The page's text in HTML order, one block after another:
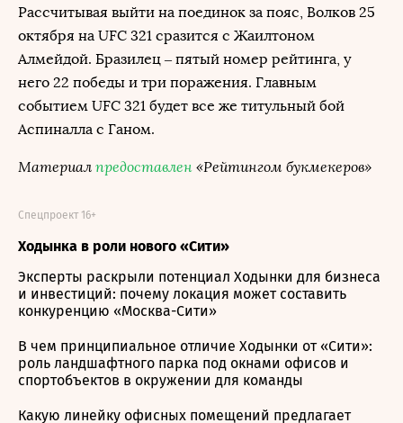
Рассчитывая выйти на поединок за пояс, Волков 25
октября на UFC 321 сразится с Жаилтоном
Алмейдой. Бразилец – пятый номер рейтинга, у
него 22 победы и три поражения. Главным
событием UFC 321 будет все же титульный бой
Аспиналла с Ганом.
Материалпредоставлен«Рейтингом букмекеров»
Ходынка в роли нового «Сити»
Спецпроект 16+
Эксперты раскрыли потенциал Ходынки для бизнеса
и инвестиций: почему локация может составить
конкуренцию «Москва-Сити»
В чем принципиальное отличие Ходынки от «Сити»:
роль ландшафтного парка под окнами офисов и
спортобъектов в окружении для команды
Какую линейку офисных помещений предлагает